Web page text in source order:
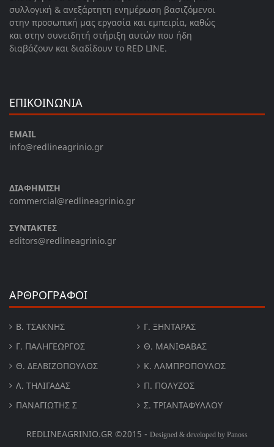
συλλογική & ανεξάρτητη ενημέρωση βασιζόμενοι
στην προσωπική μας εργασία και εμπειρία, καθώς
και στην συνειδητή στήριξη αυτών που ήδη
διαβάζουν και διαδίδουν το RED LINE.
ΕΠΙΚΟΙΝΩΝΙΑ
EMAIL
info@redlineagrinio.gr
ΔΙΑΦΗΜΙΣΗ
commercial@redlineagrinio.gr
ΣΥΝΤΑΚΤΕΣ
editors@redlineagrinio.gr
ΑΡΘΡΟΓΡΑΦΟΙ
Β. ΤΣΆΚΝΗΣ
Γ. ΞΗΝΤΆΡΑΣ
Γ. ΠΑΛΗΓΕΏΡΓΟΣ
Θ. ΜΑΝΙΦΑΒΑΣ
Θ. ΔΕΛΒΙΖΌΠΟΥΛΟΣ
Κ. ΛΑΜΠΡΟΠΟΥΛΟΣ
Λ. ΤΗΛΙΓΑΔΑΣ
Π. ΠΟΛΎΖΟΣ
ΠΑΝΑΓΙΏΤΗΣ Σ
Σ. ΤΡΙΑΝΤΑΦΥΛΛΟΥ
REDLINEAGRINIO.GR ©2015 - Designed & developed by Panoss